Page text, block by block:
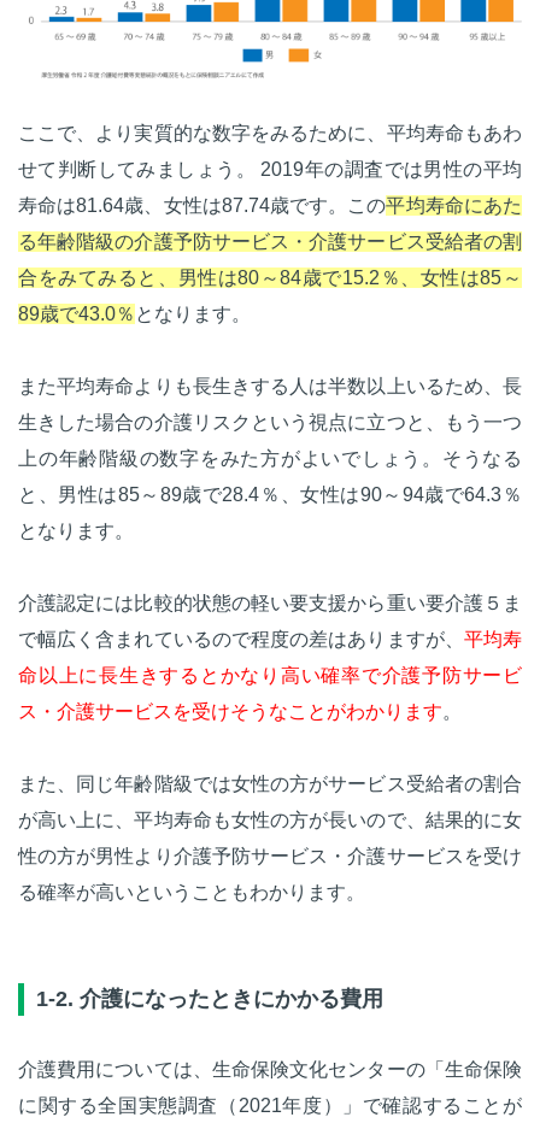
ここで、より実質的な数字をみるために、平均寿命もあわ
せて判断してみましょう。 2019年の調査では男性の平均
寿命は81.64歳、女性は87.74歳です。この平均寿命にあた
る年齢階級の介護予防サービス・介護サービス受給者の割
合をみてみると、男性は80～84歳で15.2％、女性は85～
89歳で43.0％ となります。
また平均寿命よりも長生きする人は半数以上いるため、長
生きした場合の介護リスクという視点に立つと、もう一つ
上の年齢階級の数字をみた方がよいでしょう。そうなる
と、男性は85～89歳で28.4％、女性は90～94歳で64.3％
となります。
介護認定には比較的状態の軽い要支援から重い要介護５ま
で幅広く含まれているので程度の差はありますが、 平均寿
命以上に長生きするとかなり高い確率で介護予防サービ
ス・介護サービスを受けそうなことがわかります。
また、同じ年齢階級では女性の方がサービス受給者の割合
が高い上に、平均寿命も女性の方が長いので、結果的に女
性の方が男性より介護予防サービス・介護サービスを受け
る確率が高いということもわかります。
1-2. 介護になったときにかかる費用
介護費用については、生命保険文化センターの「生命保険
に関する全国実態調査（2021年度）」で確認することが